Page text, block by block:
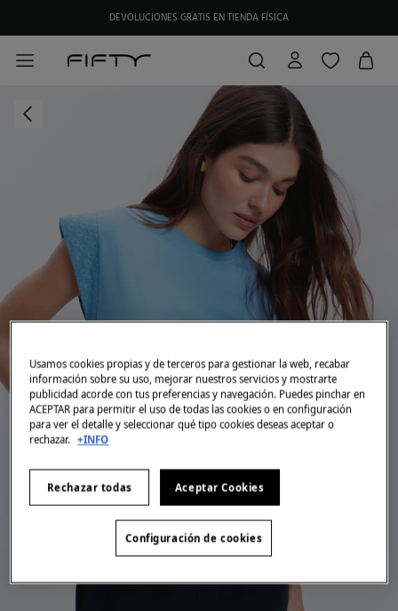
Usamos cookies propias y de terceros para gestionar la web, recabar
información sobre su uso, mejorar nuestros servicios y mostrarte
publicidad acorde con tus preferencias y navegación. Puedes pinchar en
ACEPTAR para permitir el uso de todas las cookies o en configuración
para ver el detalle y seleccionar qué tipo cookies deseas aceptar o
rechazar. +INFO
Rechazar todas Aceptar Cookies
Configuración de cookies